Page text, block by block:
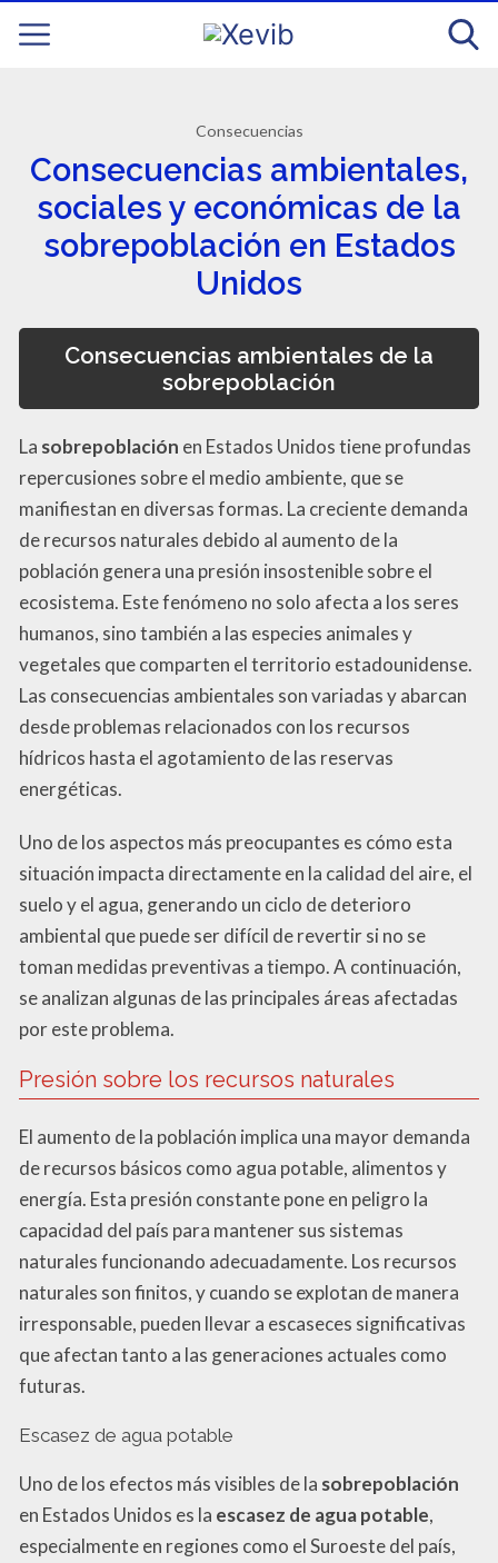
Consecuencias
Consecuencias ambientales,
sociales y económicas de la
sobrepoblación en Estados
Unidos
Consecuencias ambientales de la
sobrepoblación
La sobrepoblación en Estados Unidos tiene profundas
repercusiones sobre el medio ambiente, que se
manifiestan en diversas formas. La creciente demanda
de recursos naturales debido al aumento de la
población genera una presión insostenible sobre el
ecosistema. Este fenómeno no solo afecta a los seres
humanos, sino también a las especies animales y
vegetales que comparten el territorio estadounidense.
Las consecuencias ambientales son variadas y abarcan
desde problemas relacionados con los recursos
hídricos hasta el agotamiento de las reservas
energéticas.
Uno de los aspectos más preocupantes es cómo esta
situación impacta directamente en la calidad del aire, el
suelo y el agua, generando un ciclo de deterioro
ambiental que puede ser difícil de revertir si no se
toman medidas preventivas a tiempo. A continuación,
se analizan algunas de las principales áreas afectadas
por este problema.
Presión sobre los recursos naturales
El aumento de la población implica una mayor demanda
de recursos básicos como agua potable, alimentos y
energía. Esta presión constante pone en peligro la
capacidad del país para mantener sus sistemas
naturales funcionando adecuadamente. Los recursos
naturales son finitos, y cuando se explotan de manera
irresponsable, pueden llevar a escaseces significativas
que afectan tanto a las generaciones actuales como
futuras.
Escasez de agua potable
Uno de los efectos más visibles de la sobrepoblación
en Estados Unidos es la escasez de agua potable,
especialmente en regiones como el Suroeste del país,